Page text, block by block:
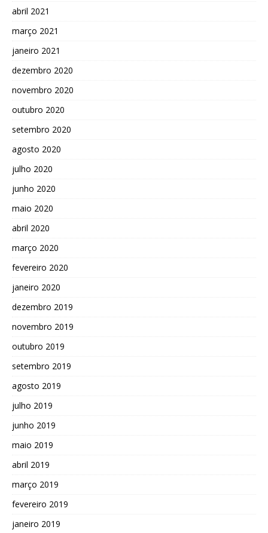
abril 2021
março 2021
janeiro 2021
dezembro 2020
novembro 2020
outubro 2020
setembro 2020
agosto 2020
julho 2020
junho 2020
maio 2020
abril 2020
março 2020
fevereiro 2020
janeiro 2020
dezembro 2019
novembro 2019
outubro 2019
setembro 2019
agosto 2019
julho 2019
junho 2019
maio 2019
abril 2019
março 2019
fevereiro 2019
janeiro 2019